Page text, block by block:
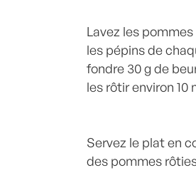
Lavez les
les pépins de
fondre 30 g de
les rôtir environ 10
Servez le plat en
des pommes